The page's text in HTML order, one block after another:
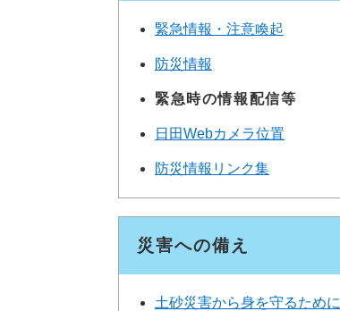
緊急情報・注意喚起
防災情報
緊急時の情報配信等
日田Webカメラ位置
防災情報リンク集
災害への備え
土砂災害から身を守るために